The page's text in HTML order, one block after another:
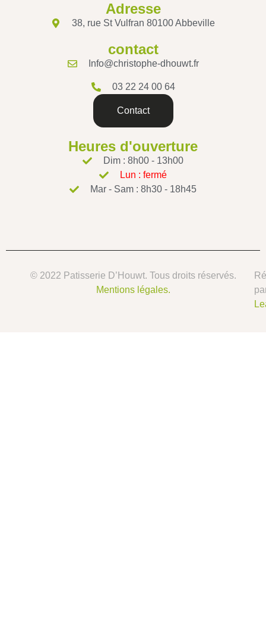
Adresse
38, rue St Vulfran 80100 Abbeville
contact
Info@christophe-dhouwt.fr
03 22 24 00 64
Contact
Heures d'ouverture
Dim : 8h00 - 13h00
Lun : fermé
Mar - Sam : 8h30 - 18h45
© 2022 Patisserie D’Houwt. Tous droits réservés.
Mentions légales.